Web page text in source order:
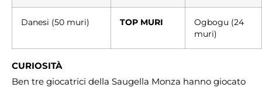
Danesi (50 muri) TOP MURI
Ogbogu (24
muri)
CURIOSITÀ
Ben tre giocatrici della Saugella Monza hanno giocato